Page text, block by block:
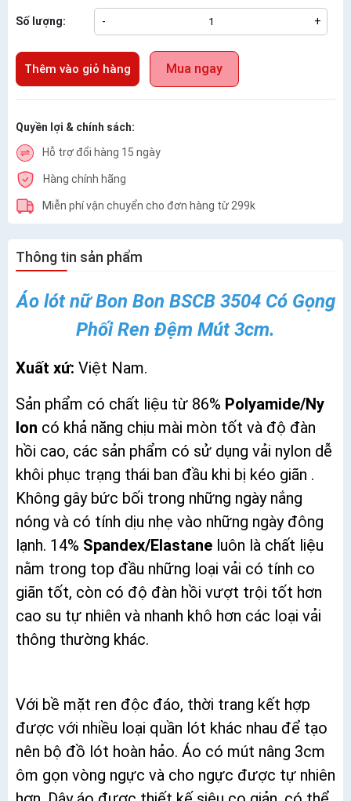
Số lượng: - +
Thêm vào giỏ hàng Mua ngay
Quyền lợi & chính sách:
Hỗ trợ đổi hàng 15 ngày
Hàng chính hãng
Miễn phí vận chuyển cho đơn hàng từ 299k
Thông tin sản phẩm
Áo lót nữ Bon Bon BSCB 3504 Có Gọng
Phối Ren Đệm Mút 3cm.
Xuất xứ: Việt Nam.
Sản phẩm có chất liệu từ 86% Polyamide/Ny
lon có khả năng chịu mài mòn tốt và độ đàn
hồi cao, các sản phẩm có sử dụng vải nylon dễ
khôi phục trạng thái ban đầu khi bị kéo giãn .
Không gây bức bối trong những ngày nắng
nóng và có tính dịu nhẹ vào những ngày đông
lạnh. 14% Spandex/Elastane luôn là chất liệu
nằm trong top đầu những loại vải có tính co
giãn tốt, còn có độ đàn hồi vượt trội tốt hơn
cao su tự nhiên và nhanh khô hơn các loại vải
thông thường khác.
Với bề mặt ren độc đáo, thời trang kết hợp
được với nhiều loại quần lót khác nhau để tạo
nên bộ đồ lót hoàn hảo. Áo có mút nâng 3cm
ôm gọn vòng ngực và cho ngực được tự nhiên